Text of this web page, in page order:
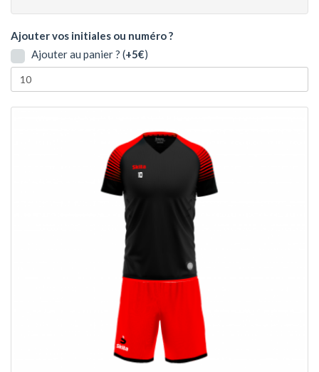
Ajouter vos initiales ou numéro ?
Ajouter au panier ? (+5€)